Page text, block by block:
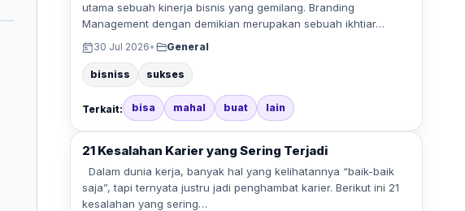
utama sebuah kinerja bisnis yang gemilang. Branding
Management dengan demikian merupakan sebuah ikhtiar…
30 Jul 2026• General
bisniss sukses
Terkait: bisa mahal buat lain
21 Kesalahan Karier yang Sering Terjadi
Dalam dunia kerja, banyak hal yang kelihatannya “baik-baik
saja”, tapi ternyata justru jadi penghambat karier. Berikut ini 21
kesalahan yang sering…